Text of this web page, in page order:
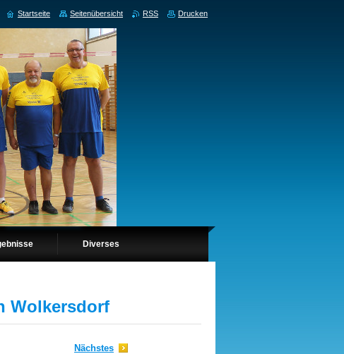
Diverses
Wolkersdorf
Nächstes
Startseite Seitenübersicht RSS Drucken